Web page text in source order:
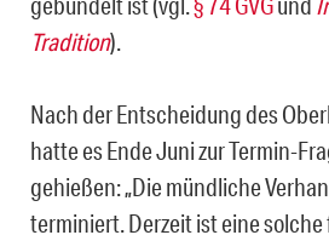
Tradition).
Nach der Entscheidung des
hatte es Ende Juni zur Termin-
gehießen: „Die mündliche
terminiert. Derzeit ist eine